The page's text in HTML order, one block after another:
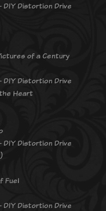
DIY Distortion Drive
of a Century
DIY Distortion Drive
Heart
DIY Distortion Drive
Fuel
DIY Distortion Drive